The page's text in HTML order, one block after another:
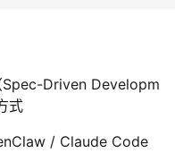
Driven Developm
式
/ Claude Code